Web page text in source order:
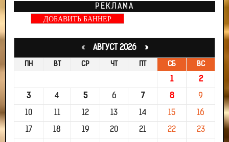
РЕКЛАМА
ДОБАВИТЬ БАННЕР
«АВГУСТ 2026 »
ПН ВТ СР ЧТ ПТ СБ ВС
1 2
3 4 5 6 7 8 9
10 11 12 13 14 15 16
17 18 19 20 21 22 23